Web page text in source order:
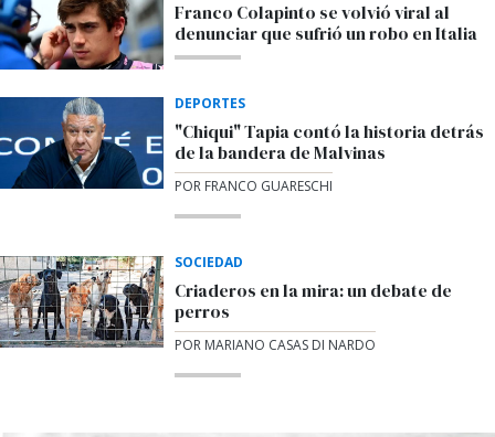
Franco Colapinto se volvió viral al
denunciar que sufrió un robo en Italia
DEPORTES
"Chiqui" Tapia contó la historia detrás
de la bandera de Malvinas
POR FRANCO GUARESCHI
SOCIEDAD
Criaderos en la mira: un debate de
perros
POR MARIANO CASAS DI NARDO